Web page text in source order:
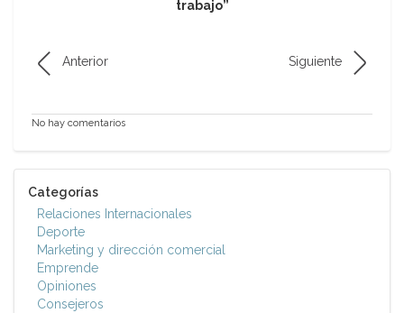
trabajo”
Anterior Siguiente
No hay comentarios
Categorías
Relaciones Internacionales
Deporte
Marketing y dirección comercial
Emprende
Opiniones
Consejeros